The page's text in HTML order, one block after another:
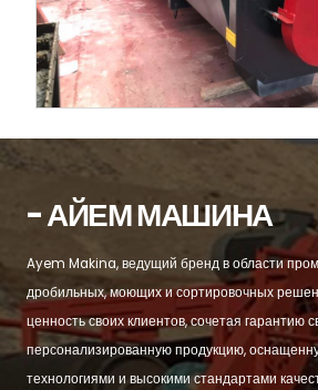
- АЙЕМ МАШИНА
Ayem Makina, ведущий бренд в области
дробильных, моющих и сортировочных
ценность своих клиентов, сочетая гарантию
персонализированную продукцию,
технологиями и высокими стандартами